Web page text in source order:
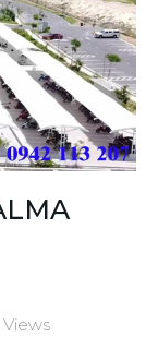
Views